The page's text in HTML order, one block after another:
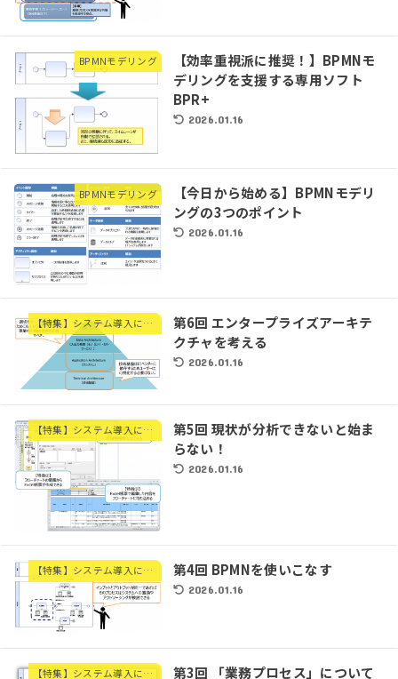
BPMNモデリング
【効率重視派に推奨！】BPMNモ
デリングを支援する専用ソフト
BPR+
2026.01.16
BPMNモデリング
【今日から始める】BPMNモデリ
ングの3つのポイント
2026.01.16
【特集】システム導入に必要なフローチャートの書き方
第6回 エンタープライズアーキテ
クチャを考える
2026.01.16
【特集】システム導入に必要なフローチャートの書き方
第5回 現状が分析できないと始ま
らない！
2026.01.16
【特集】システム導入に必要なフローチャートの書き方 第4回 BPMNを使いこなす
2026.01.16
【特集】システム導入に必要なフローチャートの書き方
第3回 「業務プロセス」について